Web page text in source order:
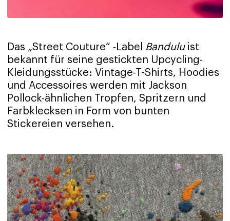
Das „Street Couture“ -Label Bandulu ist
bekannt für seine gestickten Upcycling-
Kleidungsstücke: Vintage-T-Shirts, Hoodies
und Accessoires werden mit Jackson
Pollock-ähnlichen Tropfen, Spritzern und
Farbklecksen in Form von bunten
Stickereien versehen.